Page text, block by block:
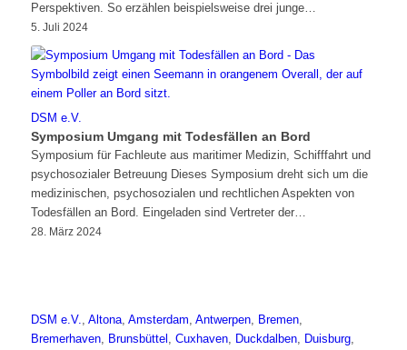
Perspektiven. So erzählen beispielsweise drei junge…
5. Juli 2024
DSM e.V.
Symposium Umgang mit Todesfällen an Bord
Symposium für Fachleute aus maritimer Medizin, Schifffahrt und
psychosozialer Betreuung Dieses Symposium dreht sich um die
medizinischen, psychosozialen und rechtlichen Aspekten von
Todesfällen an Bord. Eingeladen sind Vertreter der…
28. März 2024
DSM e.V., Altona, Amsterdam, Antwerpen, Bremen,
Bremerhaven, Brunsbüttel , Cuxhaven, Duckdalben, Duisburg,